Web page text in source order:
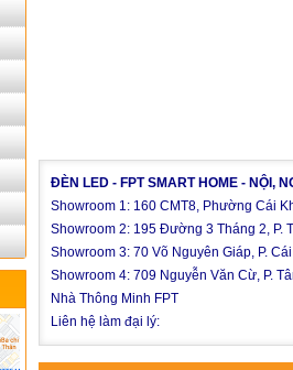
ĐÈN LED - FPT SMART HOME - NỘI,
Showroom 1: 160 CMT8, Phường Cái
Showroom 2: 195 Đường 3 Tháng 2, P.
Showroom 3: 70 Võ Nguyên Giáp, P.
Showroom 4: 709 Nguyễn Văn Cừ, P.
Nhà Thông Minh FPT
Liên hệ làm đại lý: